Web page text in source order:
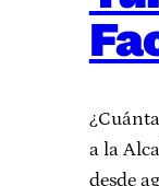
a la
desde